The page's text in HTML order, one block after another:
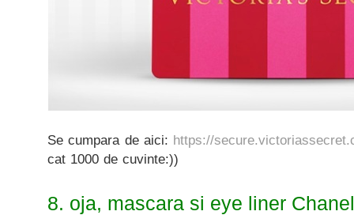
Se cumpara de aici: https://
cat 1000 de cuvinte:))
8. oja, mascara si eye liner Chanel